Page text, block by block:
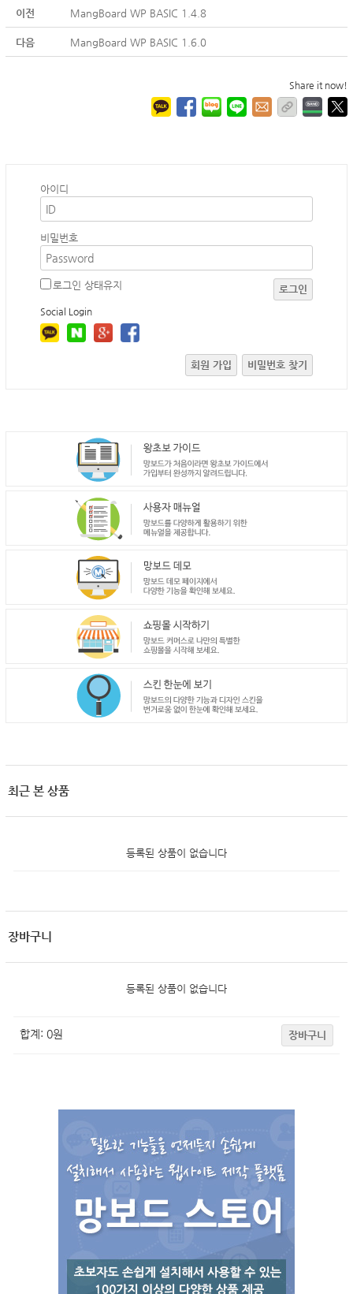
이전 MangBoard WP BASIC 1.4.8
다음 MangBoard WP BASIC 1.6.0
Share it now!
아이디
비밀번호
로그인 상태유지 로그인
Social Login
회원 가입 비밀번호 찾기
최근 본 상품
등록된 상품이 없습니다
장바구니
등록된 상품이 없습니다
합계: 0원 장바구니